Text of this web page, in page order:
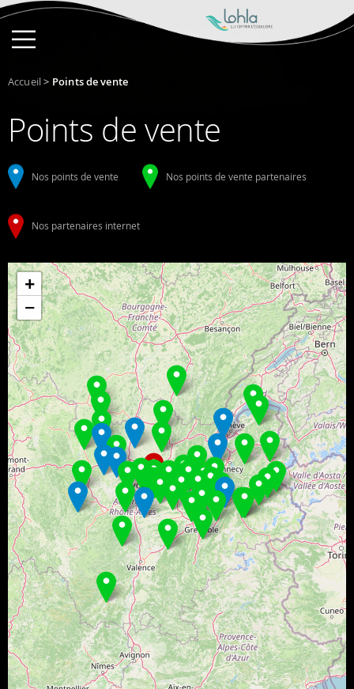
Accueil> Points de vente
Points de vente
Nos points de vente Nos points de vente partenaires
Nos partenaires internet
+
−